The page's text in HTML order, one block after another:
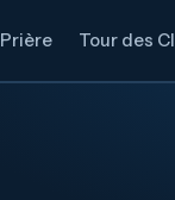
Prière Tour des